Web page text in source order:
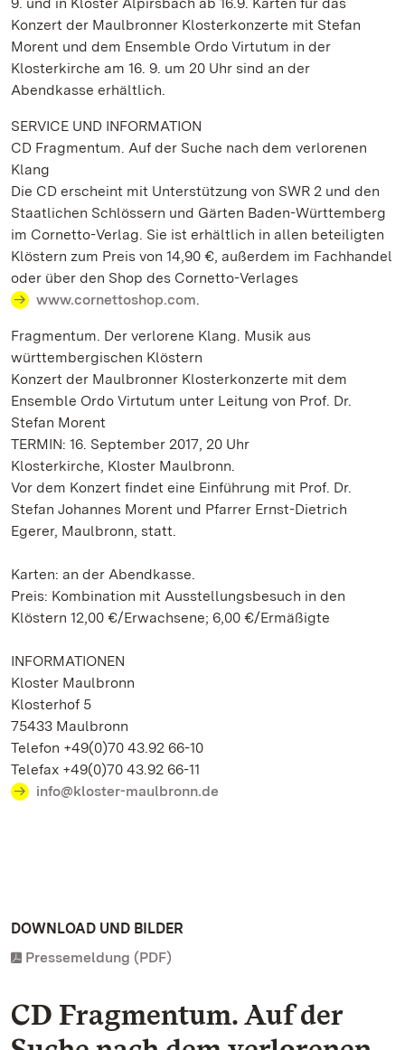
Konzert der Maulbronner Klosterkonzerte mit Stefan
Morent und dem Ensemble Ordo Virtutum in der
Klosterkirche am 16. 9. um 20 Uhr sind an der
Abendkasse erhältlich.
SERVICE UND INFORMATION
CD Fragmentum. Auf der Suche nach dem verlorenen
Klang
Die CD erscheint mit Unterstützung von SWR 2 und den
Staatlichen Schlössern und Gärten Baden-Württemberg
im Cornetto-Verlag. Sie ist erhältlich in allen beteiligten
Klöstern zum Preis von 14,90 €, außerdem im Fachhandel
oder über den Shop des Cornetto-Verlages
www.cornettoshop.com.
Fragmentum. Der verlorene Klang. Musik aus
württembergischen Klöstern
Konzert der Maulbronner Klosterkonzerte mit dem
Ensemble Ordo Virtutum unter Leitung von Prof. Dr.
Stefan Morent
TERMIN: 16. September 2017, 20 Uhr
Klosterkirche, Kloster Maulbronn.
Vor dem Konzert findet eine Einführung mit Prof. Dr.
Stefan Johannes Morent und Pfarrer Ernst-Dietrich
Egerer, Maulbronn, statt.
Karten: an der Abendkasse.
Preis: Kombination mit Ausstellungsbesuch in den
Klöstern 12,00 €/Erwachsene; 6,00 €/Ermäßigte
INFORMATIONEN
Kloster Maulbronn
Klosterhof 5
75433 Maulbronn
Telefon +49(0)70 43.92 66-10
Telefax +49(0)70 43.92 66-11
info@kloster-maulbronn.de
DOWNLOAD UND BILDER
Pressemeldung (PDF)
CD Fragmentum. Auf der